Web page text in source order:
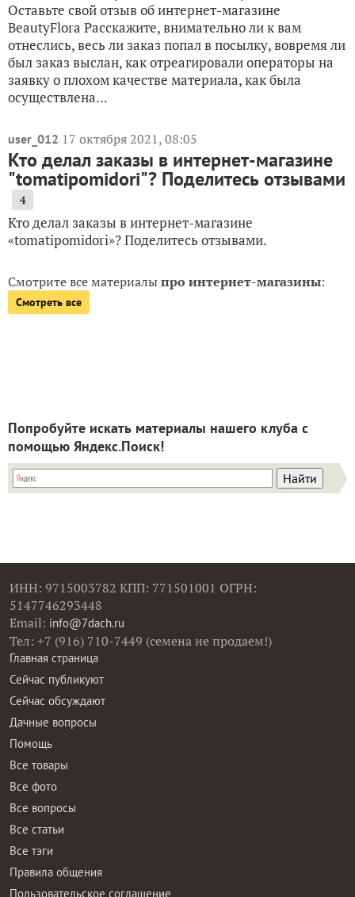
Оставьте свой отзыв об интернет-магазине
BeautyFlora Расскажите, внимательно ли к вам
отнеслись, весь ли заказ попал в посылку, вовремя ли
был заказ выслан, как отреагировали операторы на
заявку о плохом качестве материала, как была
осуществлена...
user_012 17 октября 2021, 08:05
Кто делал заказы в интернет-магазине
"tomatipomidori"? Поделитесь отзывами
4
Кто делал заказы в интернет-магазине
«tomatipomidori»? Поделитесь отзывами.
Смотрите все материалыпро интернет-магазины:
Смотреть все
Попробуйте искать материалы нашего клуба с
помощью Яндекс.Поиск!
ИНН: 9715003782 КПП: 771501001 ОГРН:
5147746293448
Email: info@7dach.ru
Тел: +7 (916) 710-7449 (семена не продаем!)
Главная страница
Сейчас публикуют
Сейчас обсуждают
Дачные вопросы
Помощь
Все товары
Все фото
Все вопросы
Все статьи
Все тэги
Правила общения
Пользовательское соглашение